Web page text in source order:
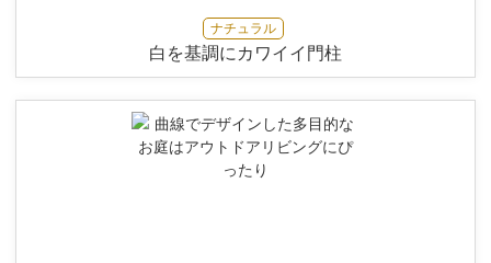
ナチュラル
白を基調にカワイイ門柱